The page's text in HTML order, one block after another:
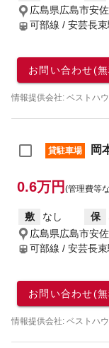
広島県広島市安
可部線 / 安芸長束
お問い合わせ(
情報提供会社: ベストハ
貸駐車場 岡
0.6万円 (管理費等
敷 なし 保
広島県広島市安
可部線 / 安芸長束
お問い合わせ(
情報提供会社: ベストハ